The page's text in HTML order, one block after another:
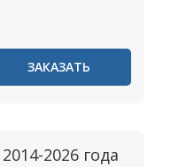
ЗАКАЗАТЬ
2026 года